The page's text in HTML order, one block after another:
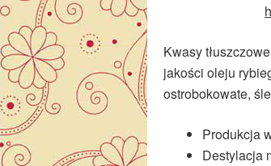
Kwasy
jakości oleju
ostrobokowate,
Produkcja
Destylacja